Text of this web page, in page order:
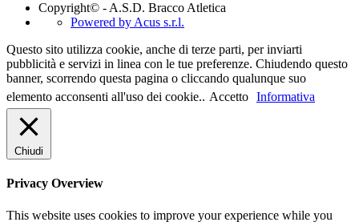
Copyright© - A.S.D. Bracco Atletica
Powered by Acus s.r.l.
Questo sito utilizza cookie, anche di terze parti, per inviarti
pubblicità e servizi in linea con le tue preferenze. Chiudendo questo
banner, scorrendo questa pagina o cliccando qualunque suo
elemento acconsenti all'uso dei cookie.. Accetto Informativa
Chiudi
Privacy Overview
This website uses cookies to improve your experience while you